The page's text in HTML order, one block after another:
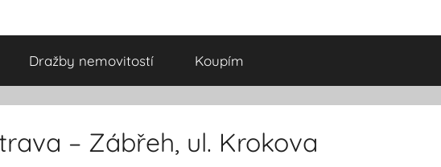
Dražby nemovitostí Koupím
– Zábřeh, ul. Krokova